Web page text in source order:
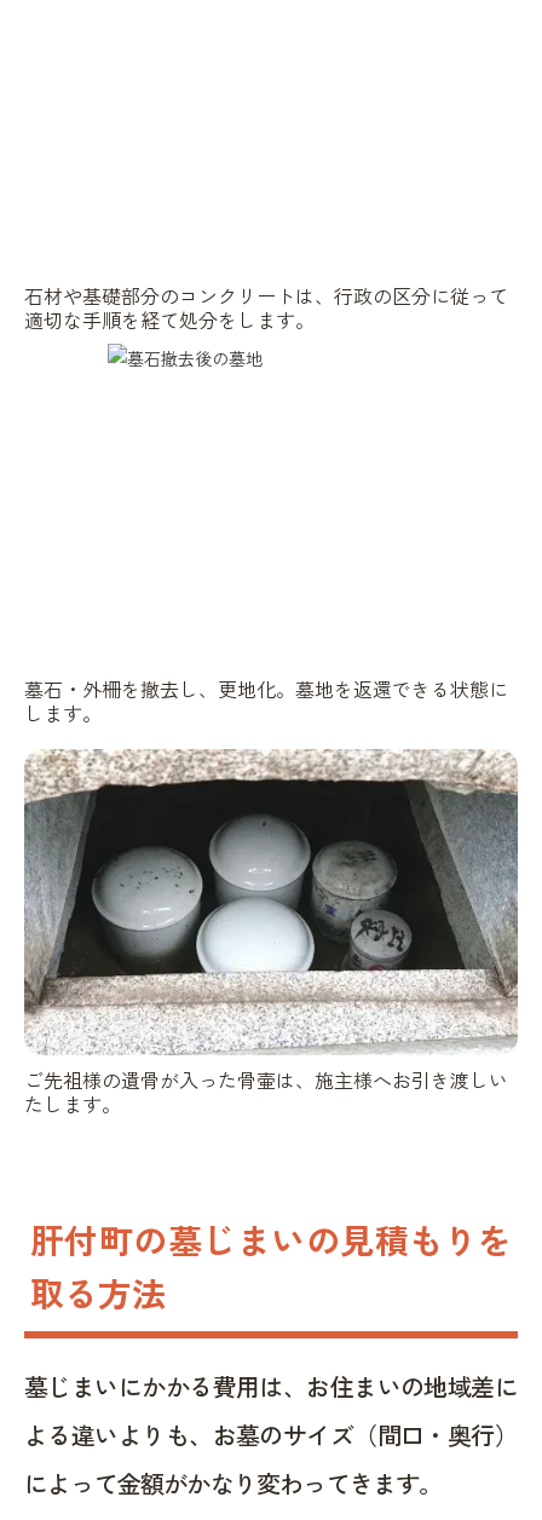
石材や基礎部分のコンクリートは、行政の区分に従って
適切な手順を経て処分をします。
墓石・外柵を撤去し、更地化。墓地を返還できる状態に
します。
ご先祖様の遺骨が入った骨壷は、施主様へお引き渡しい
たします。
肝付町の墓じまいの見積もりを
取る方法
墓じまいにかかる費用は、お住まいの地域差に
よる違いよりも、お墓のサイズ（間口・奥行）
によって金額がかなり変わってきます。